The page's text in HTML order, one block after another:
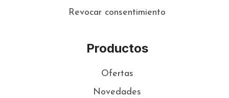
Revocar consentimiento
Productos
Ofertas
Novedades